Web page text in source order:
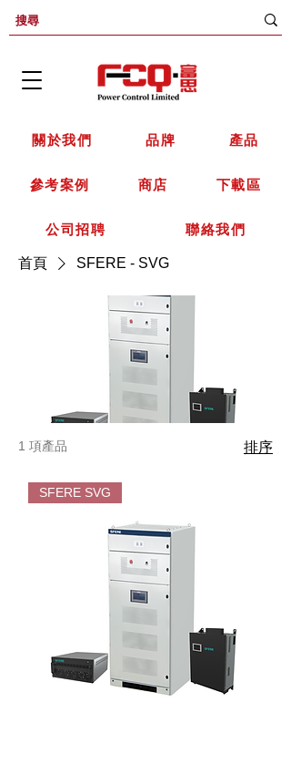
關於我們 品牌 產品
參考案例 商店 下載區
公司招聘 聯絡我們
首頁 SFERE - SVG
1 項產品 排序
SFERE SVG